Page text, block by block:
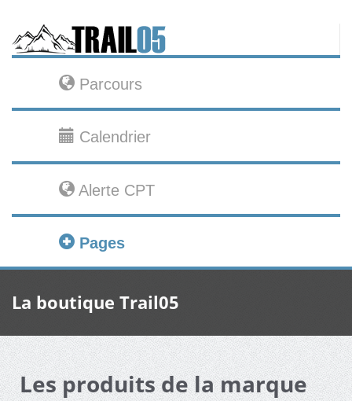
Parcours
Calendrier
Alerte CPT
Pages
La boutique Trail05
Les produits de la marque